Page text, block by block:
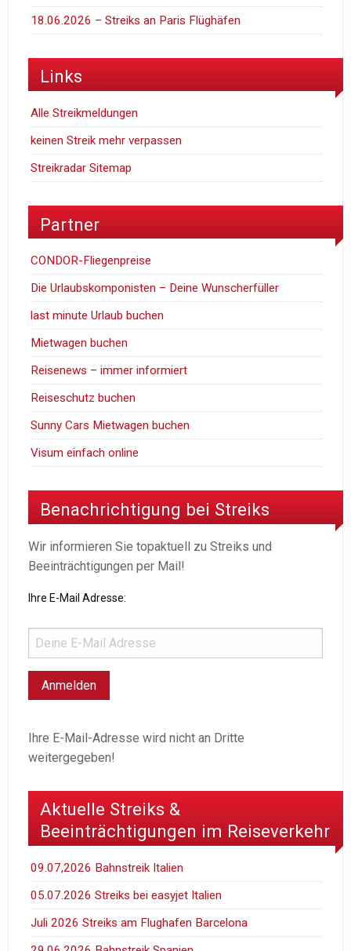
18.06.2026 – Streiks an Paris Flüghäfen
Links
Alle Streikmeldungen
keinen Streik mehr verpassen
Streikradar Sitemap
Partner
CONDOR-Fliegenpreise
Die Urlaubskomponisten – Deine Wunscherfüller
last minute Urlaub buchen
Mietwagen buchen
Reisenews – immer informiert
Reiseschutz buchen
Sunny Cars Mietwagen buchen
Visum einfach online
Benachrichtigung bei Streiks
Wir informieren Sie topaktuell zu Streiks und
Beeinträchtigungen per Mail!
Ihre E-Mail Adresse:
Ihre E-Mail-Adresse wird nicht an Dritte
weitergegeben!
Aktuelle Streiks &
Beeinträchtigungen im Reiseverkehr
09.07,2026 Bahnstreik Italien
05.07.2026 Streiks bei easyjet Italien
Juli 2026 Streiks am Flughafen Barcelona